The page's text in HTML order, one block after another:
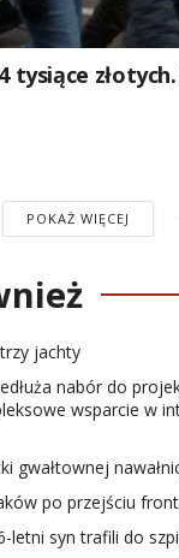
tysiące
POKAŻ WIĘCEJ
jachty
nabór do
wsparcie w
gwałtownej
po przejściu
letni syn trafili do